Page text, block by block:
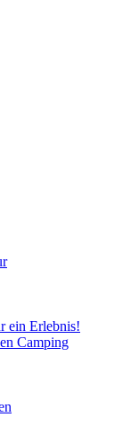
ein Erlebnis!
Camping